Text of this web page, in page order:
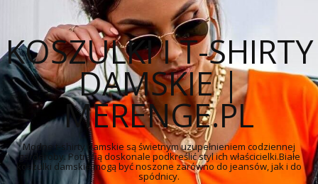
KOSZULKI I T-SHIRTY
DAMSKIE |
MERENGE.PL
Modne t-shirty damskie są świetnym uzupełnieniem codziennej
garderoby. Potrafią doskonale podkreślić styl ich właścicielki.Białe
koszulki damskie mogą być noszone zarówno do jeansów, jak i do
spódnicy.